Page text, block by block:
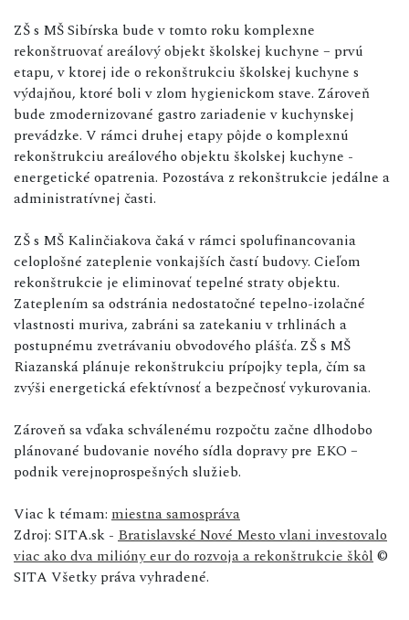
ZŠ s MŠ Sibírska bude v tomto roku komplexne
rekonštruovať areálový objekt školskej kuchyne – prvú
etapu, v ktorej ide o rekonštrukciu školskej kuchyne s
výdajňou, ktoré boli v zlom hygienickom stave. Zároveň
bude zmodernizované gastro zariadenie v kuchynskej
prevádzke. V rámci druhej etapy pôjde o komplexnú
rekonštrukciu areálového objektu školskej kuchyne -
energetické opatrenia. Pozostáva z rekonštrukcie jedálne a
administratívnej časti.
ZŠ s MŠ Kalinčiakova čaká v rámci spolufinancovania
celoplošné zateplenie vonkajších častí budovy. Cieľom
rekonštrukcie je eliminovať tepelné straty objektu.
Zateplením sa odstránia nedostatočné tepelno-izolačné
vlastnosti muriva, zabráni sa zatekaniu v trhlinách a
postupnému zvetrávaniu obvodového plášťa. ZŠ s MŠ
Riazanská plánuje rekonštrukciu prípojky tepla, čím sa
zvýši energetická efektívnosť a bezpečnosť vykurovania.
Zároveň sa vďaka schválenému rozpočtu začne dlhodobo
plánované budovanie nového sídla dopravy pre EKO –
podnik verejnoprospešných služieb.
Viac k témam: miestna samospráva
Zdroj: SITA.sk - Bratislavské Nové Mesto vlani investovalo
viac ako dva milióny eur do rozvoja a rekonštrukcie škôl ©
SITA Všetky práva vyhradené.